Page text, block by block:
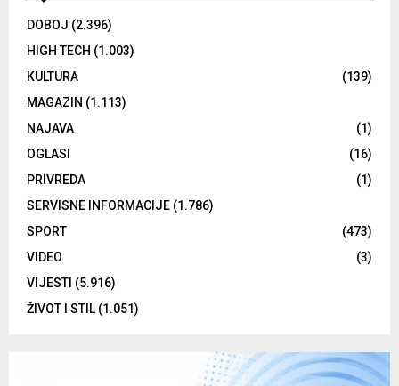
DOBOJ (2.396)
HIGH TECH (1.003)
KULTURA
(139)
MAGAZIN (1.113)
NAJAVA
(1)
OGLASI
(16)
PRIVREDA
(1)
SERVISNE INFORMACIJE (1.786)
SPORT
(473)
VIDEO
(3)
VIJESTI (5.916)
ŽIVOT I STIL (1.051)